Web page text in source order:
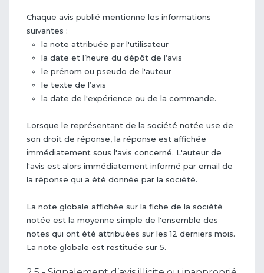
Chaque avis publié mentionne les informations
suivantes :
la note attribuée par l'utilisateur
la date et l’heure du dépôt de l’avis
le prénom ou pseudo de l'auteur
le texte de l’avis
la date de l'expérience ou de la commande.
Lorsque le représentant de la société notée use de
son droit de réponse, la réponse est affichée
immédiatement sous l'avis concerné. L'auteur de
l'avis est alors immédiatement informé par email de
la réponse qui a été donnée par la société.
La note globale affichée sur la fiche de la société
notée est la moyenne simple de l'ensemble des
notes qui ont été attribuées sur les 12 derniers mois.
La note globale est restituée sur 5.